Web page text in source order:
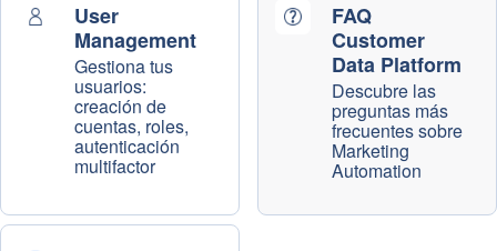
User
Management
Gestiona tus
usuarios:
creación de
cuentas, roles,
autenticación
multifactor
FAQ
Customer
Data Platform
Descubre las
preguntas más
frecuentes sobre
Marketing
Automation